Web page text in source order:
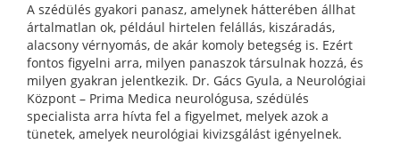
A szédülés gyakori panasz, amelynek hátterében állhat
ártalmatlan ok, például hirtelen felállás, kiszáradás,
alacsony vérnyomás, de akár komoly betegség is. Ezért
fontos figyelni arra, milyen panaszok társulnak hozzá, és
milyen gyakran jelentkezik. Dr. Gács Gyula, a Neurológiai
Központ – Prima Medica neurológusa, szédülés
specialista arra hívta fel a figyelmet, melyek azok a
tünetek, amelyek neurológiai kivizsgálást igényelnek.